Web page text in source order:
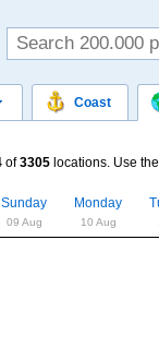
Coast
of3305 locations. Use
Sunday
09 Aug
Monday
10 Aug